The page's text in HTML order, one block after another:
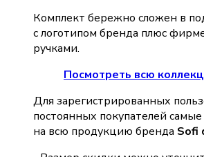
Комплект бережно сложен в
с логотипом бренда плюс
ручками.
Посмотреть всю
Для зарегистрированных
постоянных покупателей
на всю продукцию бренда Sofi